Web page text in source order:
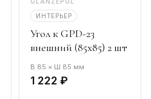
ИНТЕРЬЕР
Угол к GPD-23
внешний (85х85) 2 шт
В 85 × Ш 85 мм
1 222 ₽